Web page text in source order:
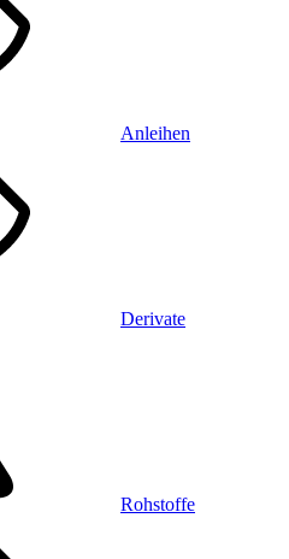
Anleihen
Derivate
Rohstoffe